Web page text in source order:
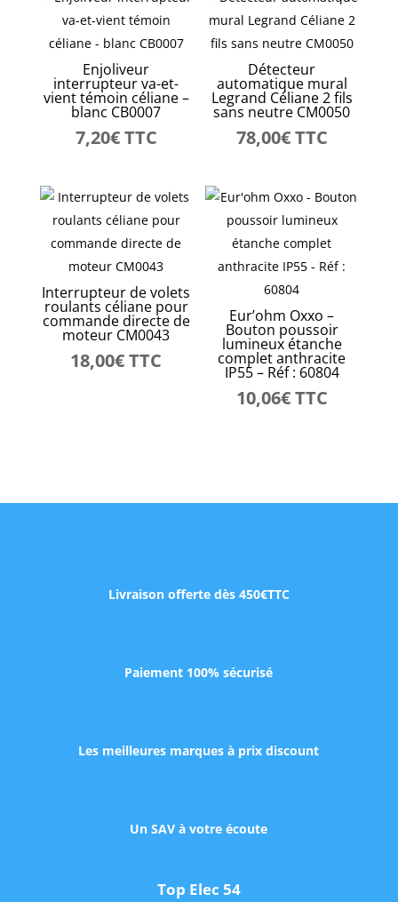
Enjoliveur
interrupteur va-et-
vient témoin céliane –
blanc CB0007
7,20€TTC
Détecteur
automatique mural
Legrand Céliane 2 fils
sans neutre CM0050
78,00€TTC
Interrupteur de volets
roulants céliane pour
commande directe de
moteur CM0043
18,00€TTC
Eur’ohm Oxxo –
Bouton poussoir
lumineux étanche
complet anthracite
IP55 – Réf : 60804
10,06€TTC
Livraison offerte dès 450€TTC
Paiement 100% sécurisé
Les meilleures marques à prix discount
Un SAV à votre écoute
Top Elec 54